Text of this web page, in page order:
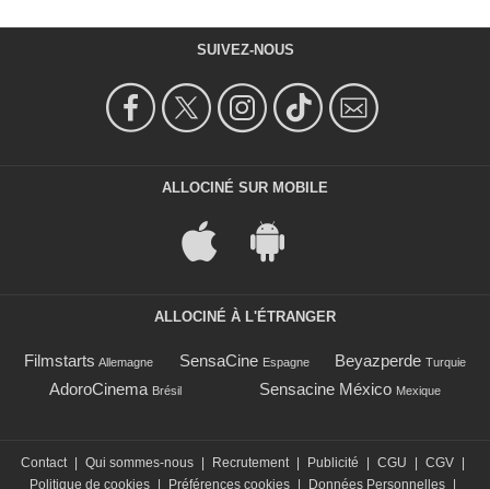
SUIVEZ-NOUS
ALLOCINÉ SUR MOBILE
ALLOCINÉ À L'ÉTRANGER
Filmstarts Allemagne SensaCine Espagne Beyazperde Turquie
AdoroCinema Brésil Sensacine México Mexique
Contact Qui sommes-nous Recrutement Publicité CGU CGV
Politique de cookies
Préférences cookies Données Personnelles